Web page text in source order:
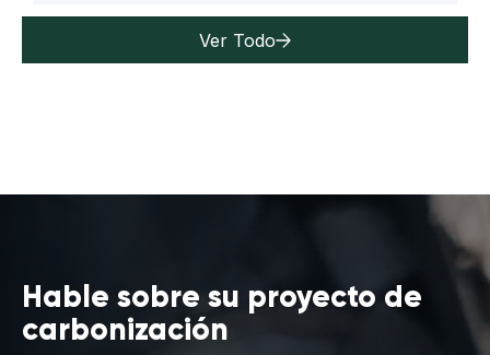
Ver Todo
Hable sobre su proyecto de
carbonización